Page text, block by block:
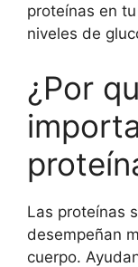
proteínas en
niveles de
¿Por
Las proteínas
desempeñan
cuerpo.